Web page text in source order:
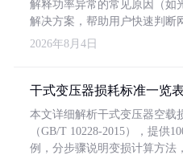
解释功率异常的常见原因（如
解决方案，帮助用户快速判断
2026年8月4日
干式变压器损耗标准一览
本文详细解析干式变压器空载
（GB/T 10228-2015），提供
例，分步骤说明变损计算方法